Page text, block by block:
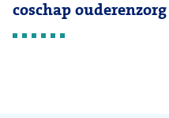
coschap ouderenzorg